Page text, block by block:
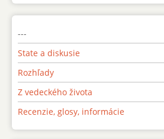
---
State a diskusie
Rozhľady
Z vedeckého života
Recenzie, glosy, informácie